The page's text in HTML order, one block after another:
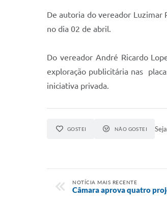
De autoria do vereador Luzimar
no dia 02 de abril.
Do vereador André Ricardo
exploração publicitária nas
iniciativa privada.
GOSTEI NÃO GOSTEI
NOTÍCIA MAIS RECENTE
Câmara aprova quatro